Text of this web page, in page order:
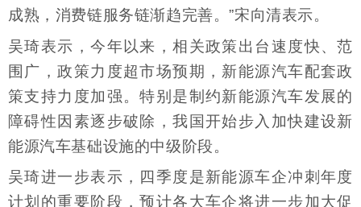
成熟，消费链服务链渐趋完善。”宋向清表示。
吴琦表示，今年以来，相关政策出台速度快、范
围广，政策力度超市场预期，新能源汽车配套政
策支持力度加强。特别是制约新能源汽车发展的
障碍性因素逐步破除，我国开始步入加快建设新
能源汽车基础设施的中级阶段。
吴琦进一步表示，四季度是新能源车企冲刺年度
计划的重要阶段，预计各大车企将进一步加大促